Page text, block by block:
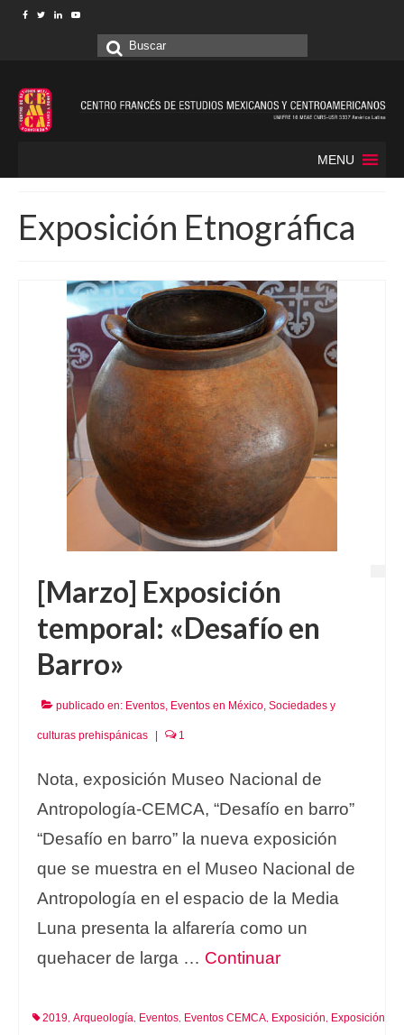
Buscar
MENU
Exposición Etnográfica
[Marzo] Exposición
temporal: «Desafío en
Barro»
publicado en: Eventos, Eventos en México, Sociedades y
culturas prehispánicas 1
Nota, exposición Museo Nacional de
Antropología-CEMCA, “Desafío en barro”
“Desafío en barro” la nueva exposición
que se muestra en el Museo Nacional de
Antropología en el espacio de la Media
Luna presenta la alfarería como un
quehacer de larga … Continuar
2019, Arqueología, Eventos, Eventos CEMCA, Exposición, Exposición